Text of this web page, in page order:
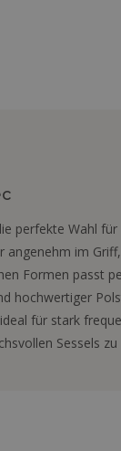
perfekte Wahl
im
Formen passt
hochwertiger
für stark
Sessels zu